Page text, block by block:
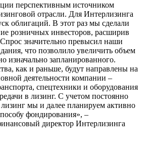
перспективным источником
отрасли. Для Интерлизинга
облигаций. В этот раз мы сделали
розничных инвесторов, расширив
значительно превысил наши
что позволило увеличить объем
изначально запланированного.
как и раньше, будут направлены на
деятельности компании –
спецтехники и оборудования
в лизинг. С учетом постоянно
мы и далее планируем активно
фондирования», –
директор Интерлизинга